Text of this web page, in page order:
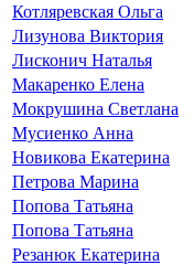
Котляревская Ольга
Лизунова Виктория
Лисконич Наталья
Макаренко Елена
Мокрушина Светлана
Мусиенко Анна
Новикова Екатерина
Петрова Марина
Попова Татьяна
Попова Татьяна
Резанюк Екатерина